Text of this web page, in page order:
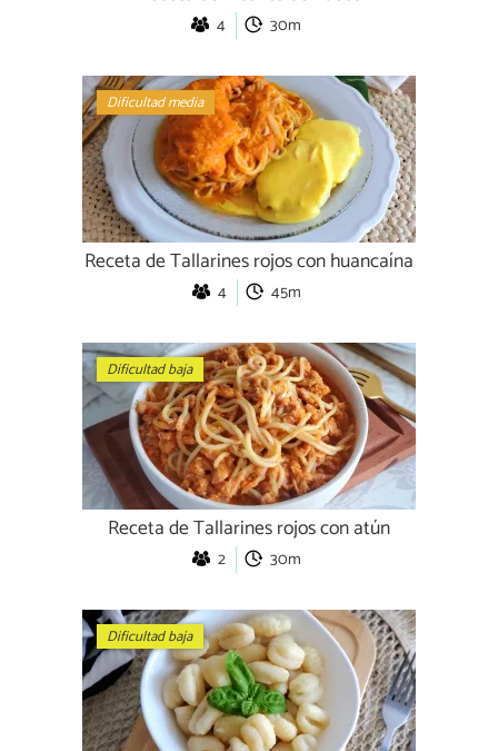
4 30m
Dificultad media
Receta de Tallarines rojos con huancaína
4 45m
Dificultad baja
Receta de Tallarines rojos con atún
2 30m
Dificultad baja